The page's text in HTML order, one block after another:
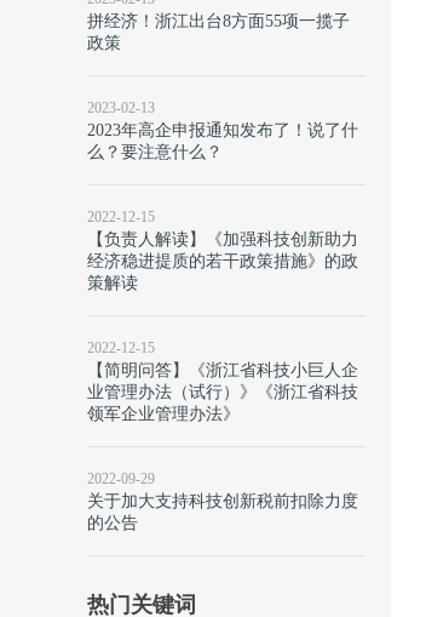
拼经济！浙江出台8方面55项一揽子
政策
2023-02-13
2023年高企申报通知发布了！说了什
么？要注意什么？
2022-12-15
【负责人解读】《加强科技创新助力
经济稳进提质的若干政策措施》的政
策解读
2022-12-15
【简明问答】《浙江省科技小巨人企
业管理办法（试行）》《浙江省科技
领军企业管理办法》
2022-09-29
关于加大支持科技创新税前扣除力度
的公告
热门关键词